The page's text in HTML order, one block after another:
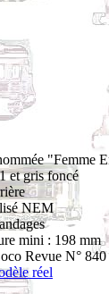
"Femme
et gris foncé
NEM
mini : 198 mm
Revue N°
réel